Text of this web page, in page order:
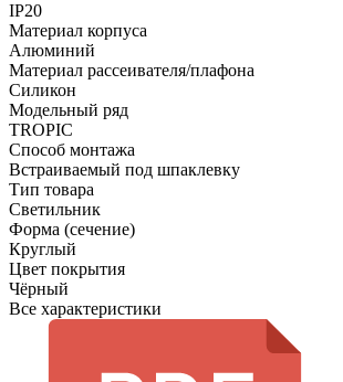
IP20
Материал корпуса
Алюминий
Материал рассеивателя/плафона
Силикон
Модельный ряд
TROPIC
Способ монтажа
Встраиваемый под шпаклевку
Тип товара
Светильник
Форма (сечение)
Круглый
Цвет покрытия
Чёрный
Все характеристики